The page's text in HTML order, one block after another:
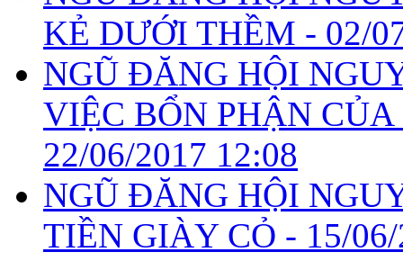
KẺ DƯỚI THỀM - 02/
NGŨ ĐĂNG HỘI
VIỆC BỔN PHẬN
22/06/2017 12:08
NGŨ ĐĂNG HỘI
TIỀN GIÀY CỎ - 15/